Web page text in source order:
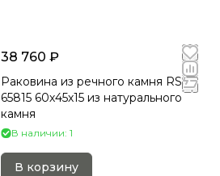
38 760 ₽
Раковина из речного камня RS-
65815 60х45х15 из натурального
камня
В наличии: 1
В корзину